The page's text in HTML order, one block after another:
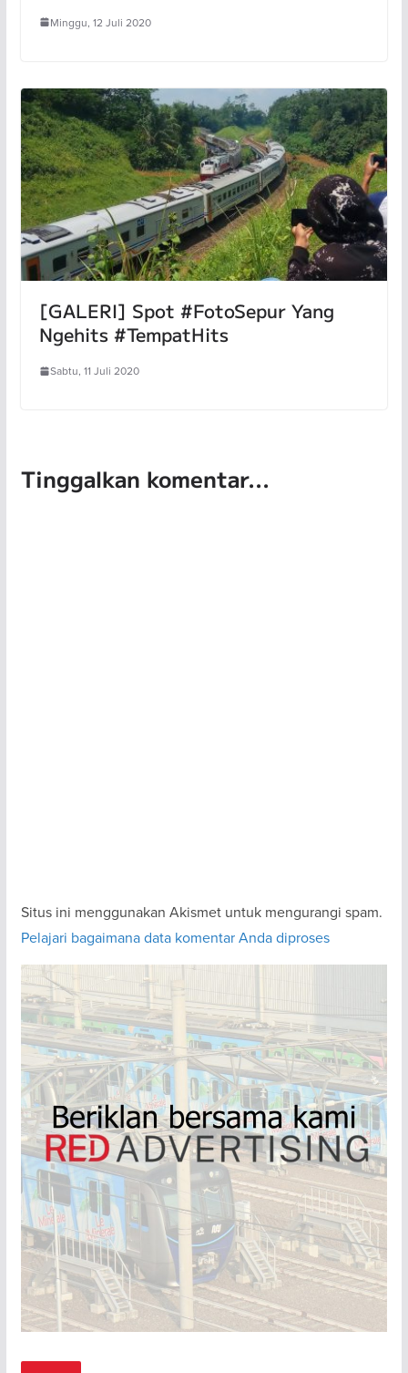
Minggu, 12 Juli 2020
[GALERI] Spot #FotoSepur Yang
Ngehits #TempatHits
Sabtu, 11 Juli 2020
Tinggalkan komentar...
Situs ini menggunakan Akismet untuk mengurangi spam.
Pelajari bagaimana data komentar Anda diproses